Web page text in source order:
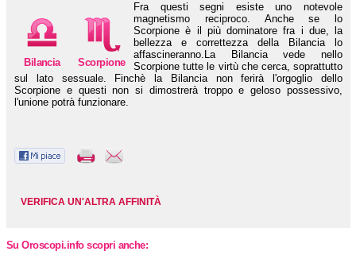
Bilancia Scorpione
Fra questi segni esiste uno notevole
magnetismo reciproco. Anche se lo
Scorpione è il più dominatore fra i due, la
bellezza e correttezza della Bilancia lo
affascineranno.La Bilancia vede nello
Scorpione tutte le virtù che cerca, soprattutto
sul lato sessuale. Finchè la Bilancia non ferirà l'orgoglio dello
Scorpione e questi non si dimostrerà troppo e geloso possessivo,
l'unione potrà funzionare.
VERIFICA UN'ALTRA AFFINITÀ
Su Oroscopi.info scopri anche: